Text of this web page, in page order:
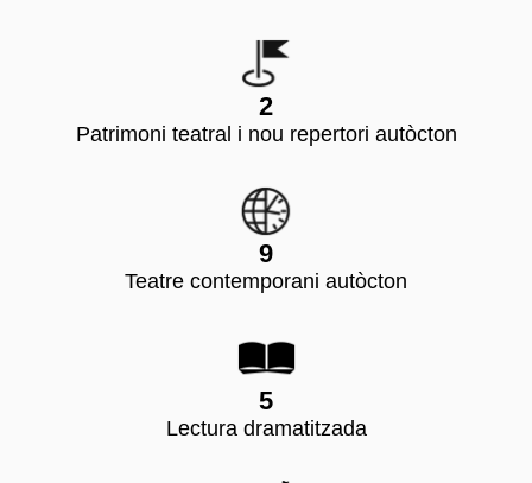
2
Patrimoni teatral i nou repertori autòcton
9
Teatre contemporani autòcton
5
Lectura dramatitzada